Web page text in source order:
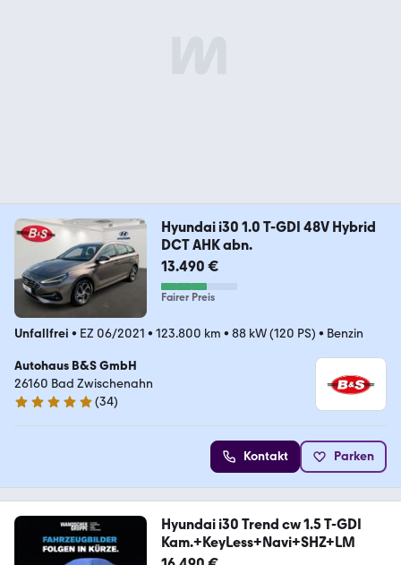
Hyundai i30 1.0 T-GDI 48V Hybrid
DCT AHK abn.
13.490 €
Fairer Preis
Unfallfrei • EZ 06/2021 • 123.800 km • 88 kW (120 PS) • Benzin
Autohaus B&S GmbH
26160 Bad Zwischenahn
5 Sterne
(34)
Kontakt Parken
Hyundai i30 Trend cw 1.5 T-GDI
Kam.+KeyLess+Navi+SHZ+LM